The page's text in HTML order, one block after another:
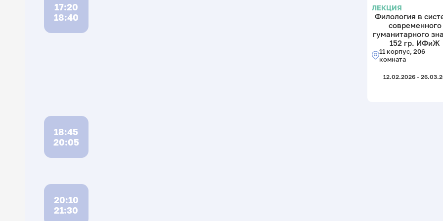
17:20
18:40
ЛЕКЦИЯ
Филология в
современного
гуманитарного
152 гр. ИФиЖ
11 корпус, 206
комната
12.02.2026 -
18:45
20:05
20:10
21:30